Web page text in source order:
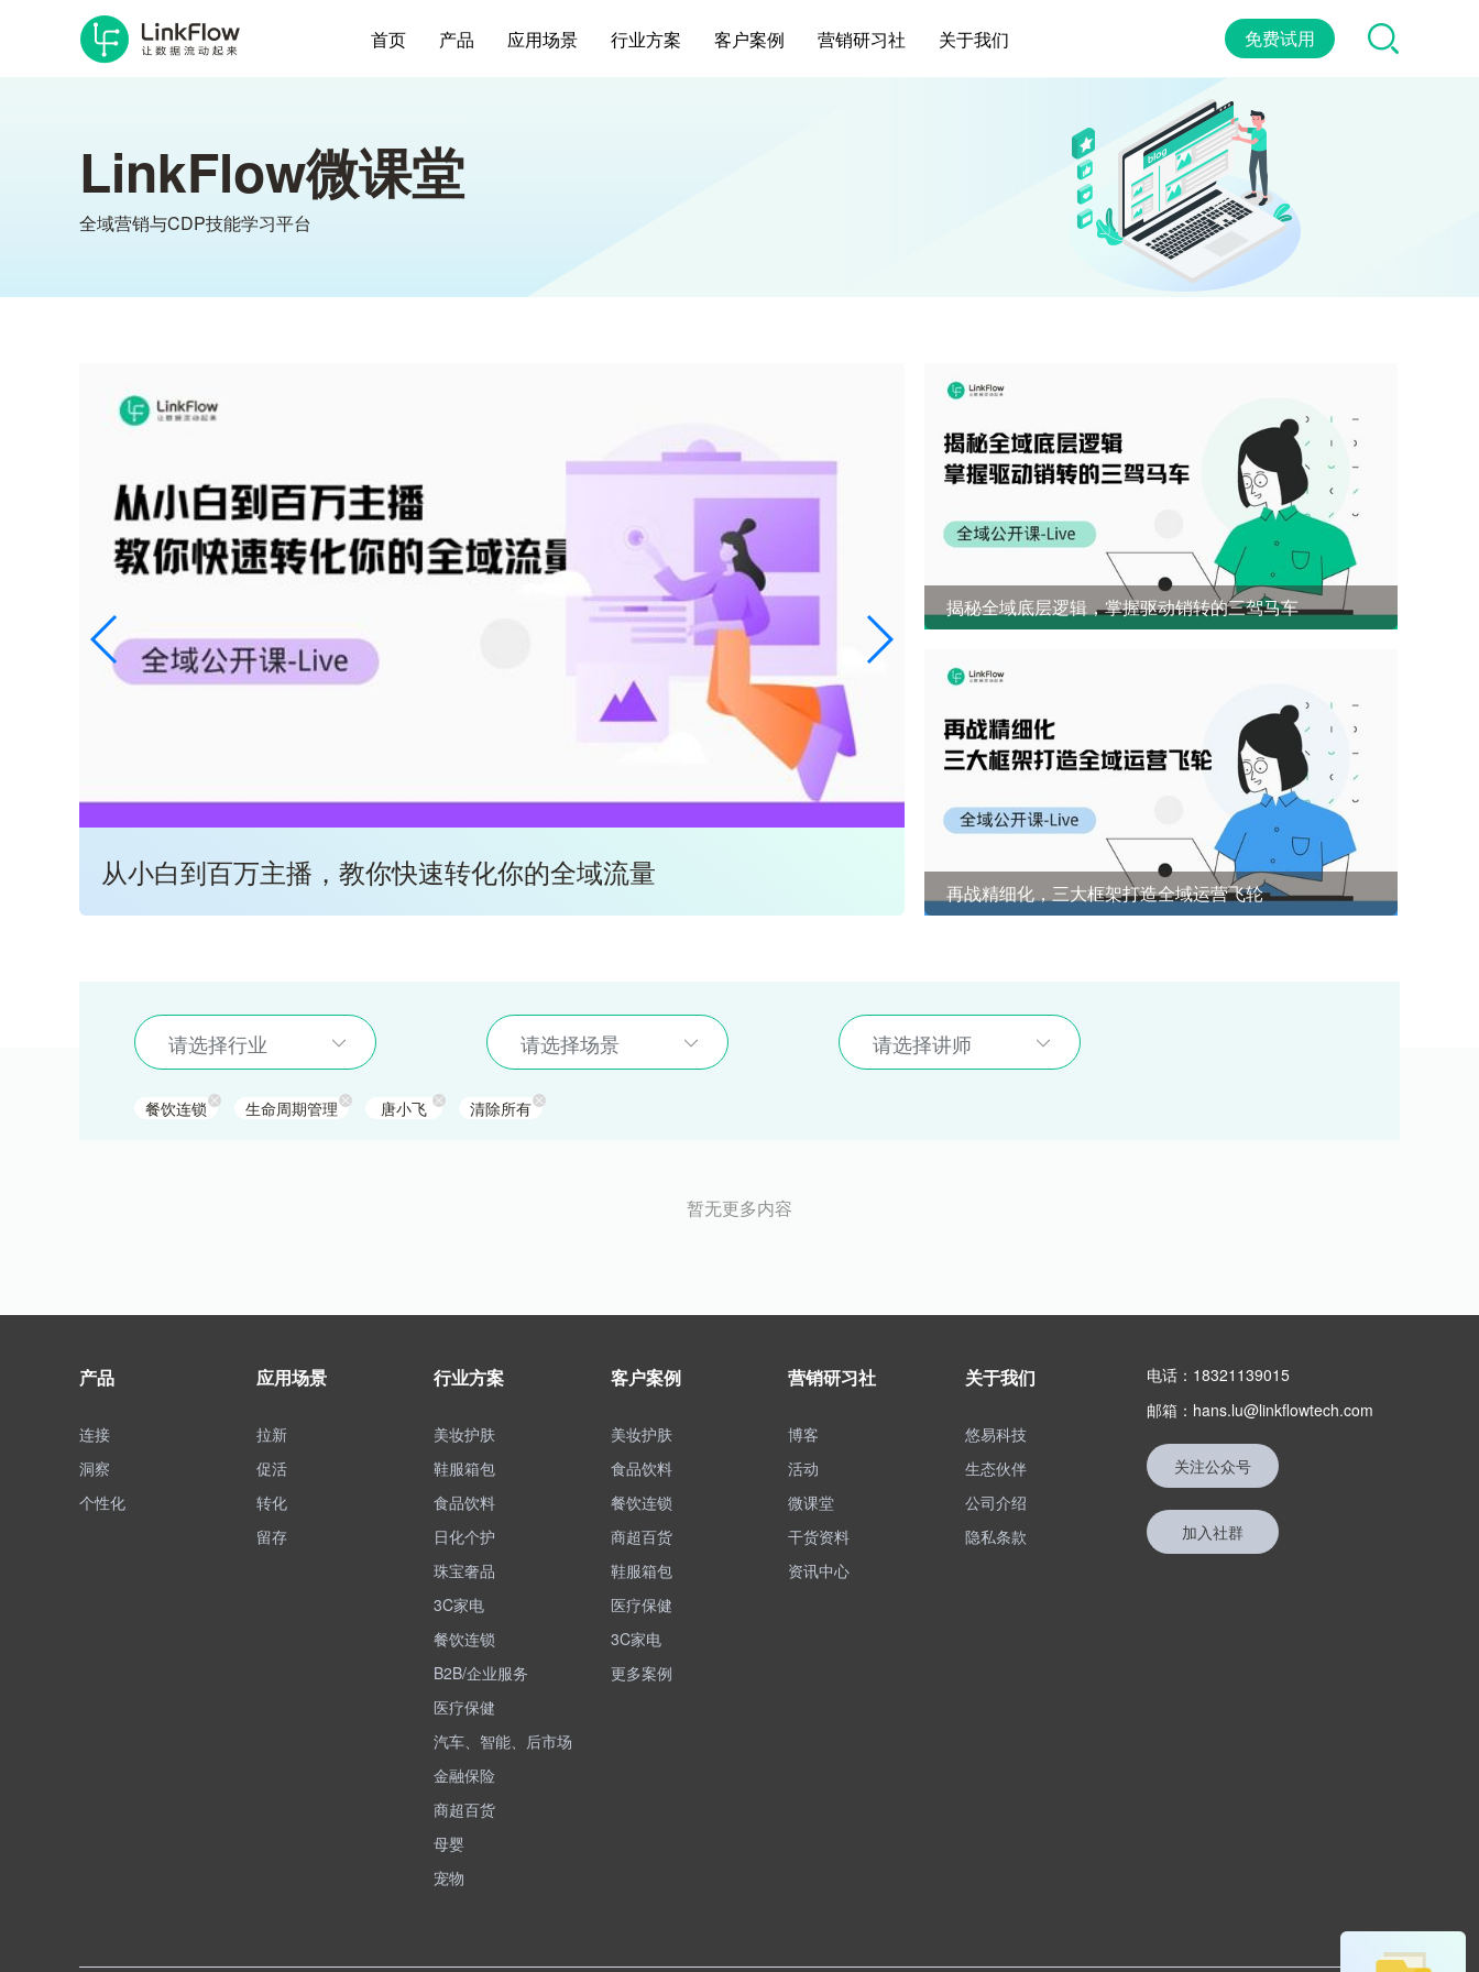
首页 产品 应用场景 行业方案 客户案例 营销研习社 关于我们 免费试用
LinkFlow微课堂
全域营销与CDP技能学习平台
从小白到百万主播，教你快速转化你的全域流量 全域开源社群兜底 前1%能悟到的社群成单策略
揭秘全域底层逻辑，掌握驱动销转的三驾马车
再战精细化，三大框架打造全域运营飞轮
请选择行业 请选择场景 请选择讲师
餐饮连锁 生命周期管理 唐小飞 清除所有
暂无更多内容
产品
连接
洞察
个性化
应用场景
拉新
促活
转化
留存
行业方案
美妆护肤
鞋服箱包
食品饮料
日化个护
珠宝奢品
3C家电
餐饮连锁
B2B/企业服务
医疗保健
汽车、智能、后市场
金融保险
商超百货
母婴
宠物
客户案例
美妆护肤
食品饮料
餐饮连锁
商超百货
鞋服箱包
医疗保健
3C家电
更多案例
营销研习社
博客
活动
微课堂
干货资料
资讯中心
关于我们
悠易科技
生态伙伴
公司介绍
隐私条款
电话：18321139015
邮箱：hans.lu@linkflowtech.com
关注公众号
加入社群